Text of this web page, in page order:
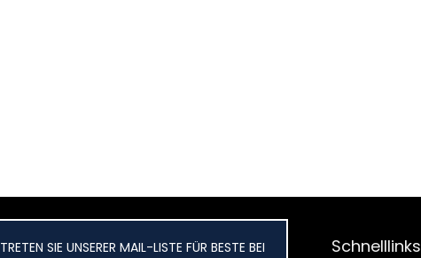
TRETEN SIE UNSERER MAIL-LISTE FÜR BESTE BEI Schnelllinks